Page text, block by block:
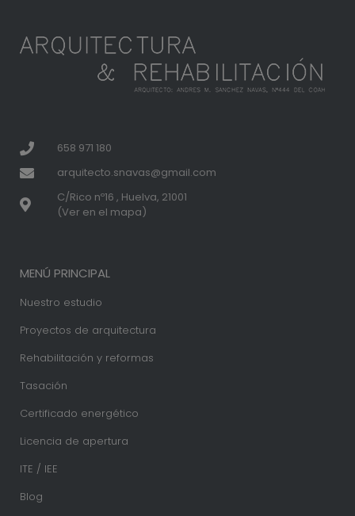
658 971 180
arquitecto.snavas@gmail.com
C/Rico nº16 , Huelva, 21001
(Ver en el mapa)
MENÚ PRINCIPAL
Nuestro estudio
Proyectos de arquitectura
Rehabilitación y reformas
Tasación
Certificado energético
Licencia de apertura
ITE / IEE
Blog